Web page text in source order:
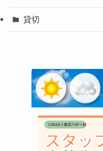
貸切